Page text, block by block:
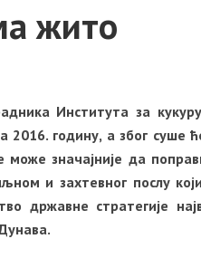
жито
Института за
годину, а због суше
може значајније да
и захтевног послу
државне стратегије